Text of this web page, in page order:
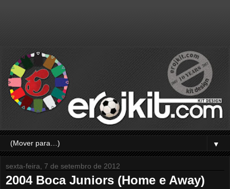
▼
sexta-feira, 7 de setembro de 2012
2004 Boca Juniors (Home e Away)